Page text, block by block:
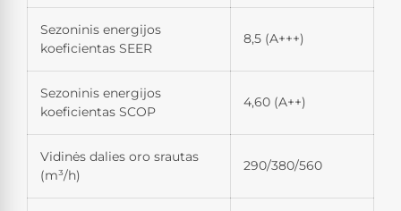
Sezoninis energijos
koeficientas SEER
8,5 (A+++)
Sezoninis energijos
koeficientas SCOP
4,60 (A++)
Vidinės dalies oro srautas
(m³/h)
290/380/560